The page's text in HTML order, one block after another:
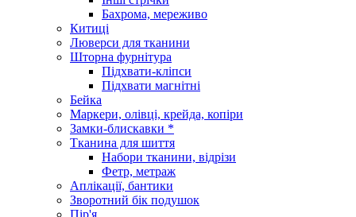
Бахрома, мереживо
Китиці
Люверси для тканини
Шторна фурнітура
Підхвати-кліпси
Підхвати магнітні
Бейка
Маркери, олівці, крейда, копіри
Замки-блискавки *
Тканина для шиття
Набори тканини, відрізи
Фетр, метраж
Аплікації, бантики
Зворотний бік подушок
Пір'я